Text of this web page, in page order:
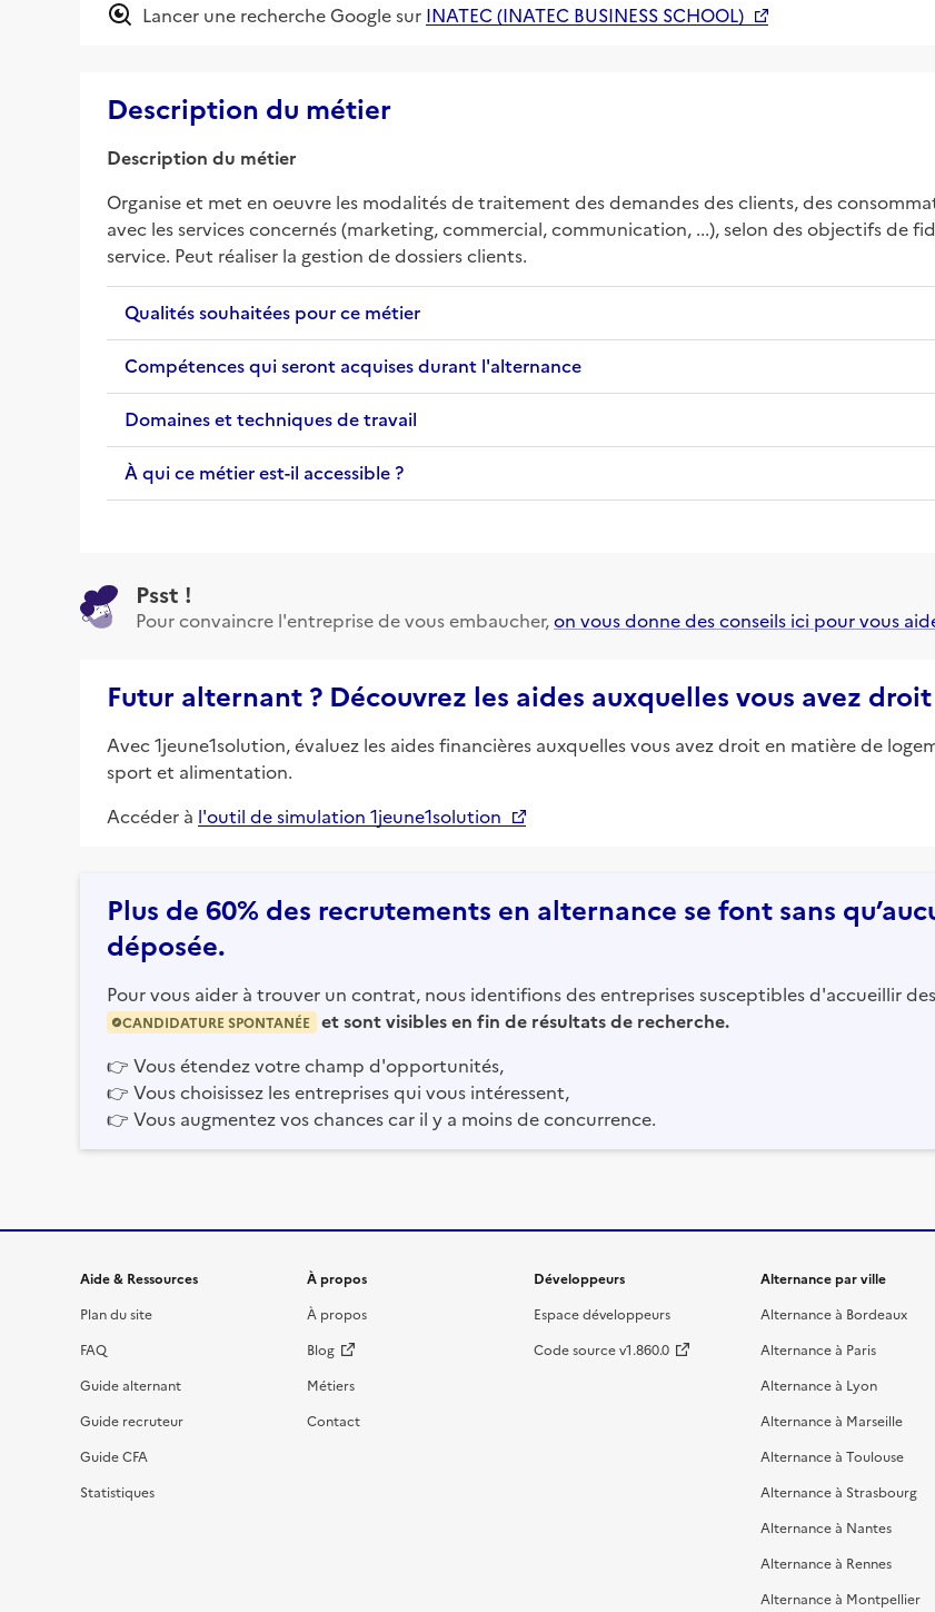
Lancer une recherche Google sur INATEC (INATEC BUSINESS SCHOOL)
Description du métier
Description du métier
Organise et met en oeuvre les modalités de traitement des demandes des clients, des
avec les services concernés (marketing, commercial, communication, ...), selon des objectifs de
service. Peut réaliser la gestion de dossiers clients.
Qualités souhaitées pour ce métier
Compétences qui seront acquises durant l'alternance
Domaines et techniques de travail
À qui ce métier est-il accessible ?
Psst !
Pour convaincre l'entreprise de vous embaucher,on vous donne des conseils ici pour vous
Futur alternant ? Découvrez les aides auxquelles vous avez
Avec 1jeune1solution, évaluez les aides financières auxquelles vous avez droit en matière de
sport et alimentation.
Accéder à l'outil de simulation 1jeune1solution
Plus de 60% des recrutements en alternance se font sans
déposée.
Pour vous aider à trouver un contrat, nous identifions des entreprises susceptibles d'accueillir
CANDIDATURE SPONTANÉE
et sont visibles en fin de résultats de recherche.
👉 Vous étendez votre champ d'opportunités,
👉 Vous choisissez les entreprises qui vous intéressent,
👉 Vous augmentez vos chances car il y a moins de concurrence.
Informations et liens du site
Aide & Ressources
Plan du site
FAQ
Guide alternant
Guide recruteur
Guide CFA
Statistiques
À propos
À propos
Blog
Métiers
Contact
Développeurs
Espace développeurs
Code source v1.860.0
Alternance par ville
Alternance à Bordeaux
Alternance à Paris
Alternance à Lyon
Alternance à Marseille
Alternance à Toulouse
Alternance à Strasbourg
Alternance à Nantes
Alternance à Rennes
Alternance à Montpellier